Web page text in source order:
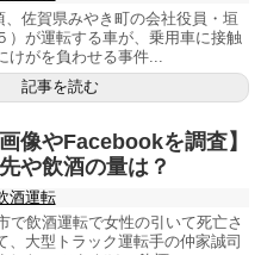
、佐賀県みやき町の会社役員・垣
）が運転する車が、乗用車に接触
けがを負わせる事件...
記事を読む
像やFacebookを調査】
や飲酒の量は？
酒運転
で飲酒運転で女性の引いて死亡さ
、大型トラック運転手の仲家誠司